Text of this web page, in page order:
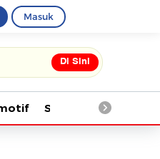
Masuk
Tonton kabar terbaru PIALA
Di Sini
Saintek